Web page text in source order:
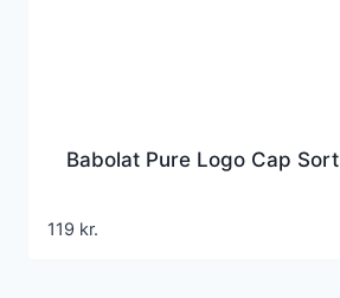
Babolat Pure Logo Cap Sort
119 kr.